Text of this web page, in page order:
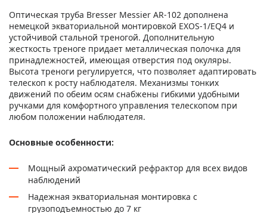
Оптическая труба Bresser Messier AR-102 дополнена
немецкой экваториальной монтировкой EXOS-1/EQ4 и
устойчивой стальной треногой. Дополнительную
жесткость треноге придает металлическая полочка для
принадлежностей, имеющая отверстия под окуляры.
Высота треноги регулируется, что позволяет адаптировать
телескоп к росту наблюдателя. Механизмы тонких
движений по обеим осям снабжены гибкими удобными
ручками для комфортного управления телескопом при
любом положении наблюдателя.
Основные особенности:
Мощный ахроматический рефрактор для всех видов
наблюдений
Надежная экваториальная монтировка с
грузоподъемностью до 7 кг